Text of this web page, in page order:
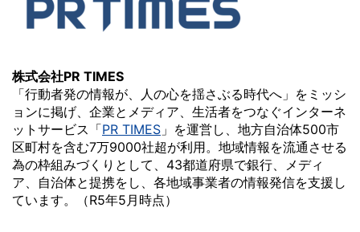
株式会社PR TIMES
「行動者発の情報が、人の心を揺さぶる時代へ」をミッシ
ョンに掲げ、企業とメディア、生活者をつなぐインターネ
ットサービス「PR TIMES 」を運営し、地方自治体500市
区町村を含む7万9000社超が利用。地域情報を流通させる
為の枠組みづくりとして、43都道府県で銀行、メディ
ア、自治体と提携をし、各地域事業者の情報発信を支援し
ています。（R5年5月時点）